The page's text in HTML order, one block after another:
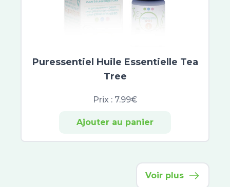
Nuxe Hair Prodigieux
Oenobiol
Laboratoires de Biarritz
Phytosun Aroms
Alphanova Do It Yourself
Puressentiel Huile Essentielle Tea
Tree
Prix : 7.99€
Ajouter au panier
Voir plus